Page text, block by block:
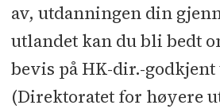
av, utdanningen din
utlandet kan du bli bedt
bevis på HK-dir.-
(Direktoratet for høyere